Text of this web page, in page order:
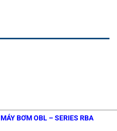
MÁY BƠM OBL – SERIES RBA